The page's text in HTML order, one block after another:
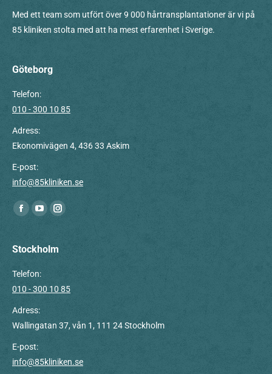
Med ett team som utfört över 9 000 hårtransplantationer är vi på
85 kliniken stolta med att ha mest erfarenhet i Sverige.
Göteborg
Telefon:
010 - 300 10 85
Adress:
Ekonomivägen 4, 436 33 Askim
E-post:
info@85kliniken.se
Du hittar oss på:
Facebook
opens
new
window
YouTube
opens
new
window
Instagram
opens
window
Stockholm
Telefon:
010 - 300 10 85
Adress:
Wallingatan 37, vån 1, 111 24 Stockholm
E-post:
info@85kliniken.se